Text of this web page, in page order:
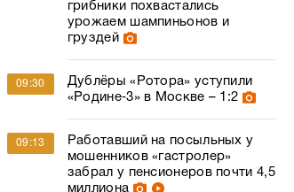
грибники похвастались
урожаем шампиньонов и
груздей
09:30
Дублёры «Ротора» уступили
«Родине‑3» в Москве – 1:2
09:13
Работавший на посыльных у
мошенников «гастролер»
забрал у пенсионеров почти 4,5
миллиона